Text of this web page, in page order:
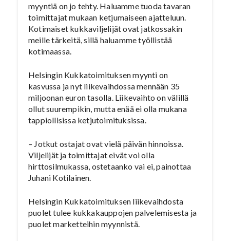
myyntiä on jo tehty. Haluamme tuoda tavaran
toimittajat mukaan ketjumaiseen ajatteluun.
Kotimaiset kukkaviljelijät ovat jatkossakin
meille tärkeitä, sillä haluamme työllistää
kotimaassa.
Helsingin Kukkatoimituksen myynti on
kasvussa ja nyt liikevaihdossa mennään 35
miljoonan euron tasolla. Liikevaihto on välillä
ollut suurempikin, mutta enää ei olla mukana
tappiollisissa ketjutoimituksissa.
– Jotkut ostajat ovat vielä päivän hinnoissa.
Viljelijät ja toimittajat eivät voi olla
hirttosilmukassa, ostetaanko vai ei, painottaa
Juhani Kotilainen.
Helsingin Kukkatoimituksen liikevaihdosta
puolet tulee kukkakauppojen palvelemisesta ja
puolet marketteihin myynnistä.